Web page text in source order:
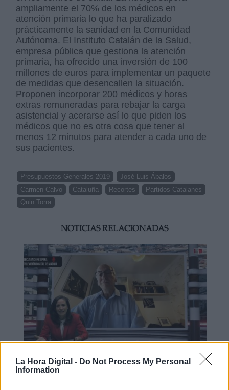
La Hora Digital - Do Not Process My Personal
Information
ampliamente el 70% de los médicos en
atención primaria lo que ha paralizado
prácticamente la sanidad en la Comunidad
Autónoma. El Instituto Catalán de la Salud,
empresa pública que gestiona la atención
primaria, ha ofrecido una inversión de 100
millones de euros para implementar un paquete
de medidas que desencallen la situación.
Proponen incorporar 200 médicos y horas
extras remuneradas para rebajar la carga
asistencial y acerarse así lo que piden los
médicos que no es otra cosa que tener al
menos 12 minutos para atender a cada uno de
sus pacientes.
Presupuestos Generales 2019
José Luis Ábalos
Carmen Calvo
Cataluña Recortes
Partidos Catalanes
Quin Torra
NOTICIAS RELACIONADAS
"Los independentistas son